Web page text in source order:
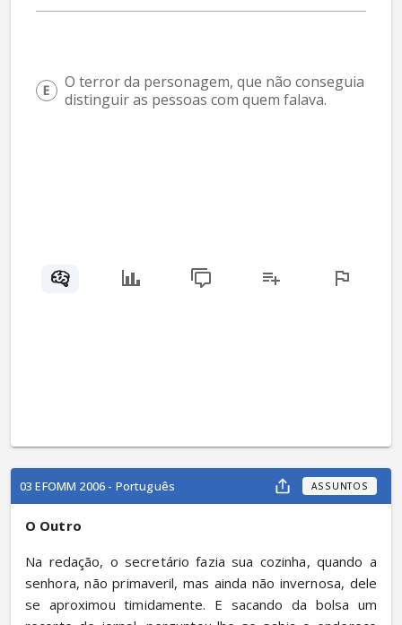
O terror da personagem, que não conseguia
distinguir as pessoas com quem falava.
03 EFOMM 2006 - Português ASSUNTOS
O Outro
Na redação, o secretário fazia sua cozinha, quando a
senhora, não primaveril, mas ainda não invernosa, dele
se aproximou timidamente. E sacando da bolsa um